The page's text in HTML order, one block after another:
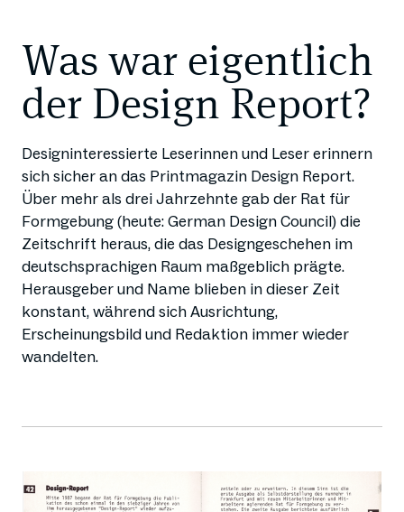
Was war eigentlich
der Design Report?
Designinteressierte Leserinnen und Leser erinnern
sich sicher an das Printmagazin Design Report.
Über mehr als drei Jahrzehnte gab der Rat für
Formgebung (heute: German Design Council) die
Zeitschrift heraus, die das Designgeschehen im
deutschsprachigen Raum maßgeblich prägte.
Herausgeber und Name blieben in dieser Zeit
konstant, während sich Ausrichtung,
Erscheinungsbild und Redaktion immer wieder
wandelten.